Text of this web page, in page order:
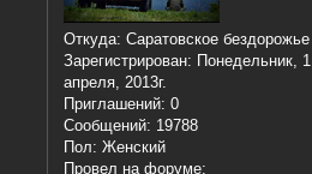
Откуда: Саратовское бездорожье
Зарегистрирован: Понедельник, 1
апреля, 2013г.
Приглашений: 0
Сообщений: 19788
Пол: Женский
Провел на форуме: